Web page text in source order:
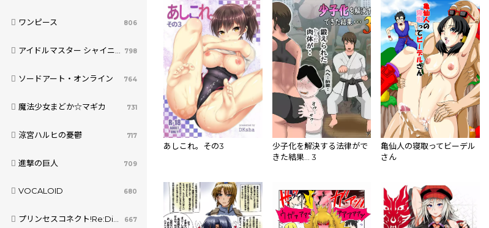
ワンピース 806
アイドルマスター シャイニーカラーズ 798
ソードアート・オンライン 764
魔法少女まどか☆マギカ 731
涼宮ハルヒの憂鬱 717
進撃の巨人 709
VOCALOID 680
プリンセスコネクト!Re:Dive 667
あしこれ。その3
少子化を解決する法律がで
きた結果… 3
亀仙人の寝取ってビーデル
さん